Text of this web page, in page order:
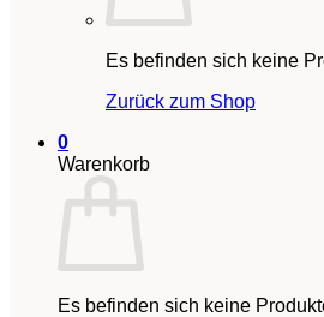
Es befinden sich keine
Zurück zum Shop
0
Warenkorb
Es befinden sich keine